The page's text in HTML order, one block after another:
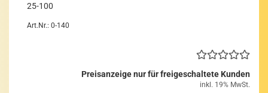
25-​100
Art.Nr.: 0-140
Preisanzeige nur für freigeschaltete Kunden
inkl. 19% MwSt.